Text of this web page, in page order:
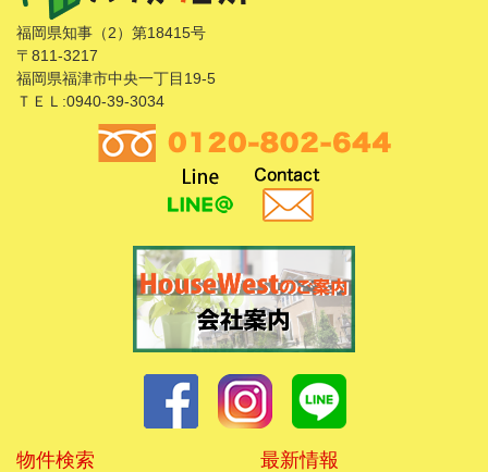
福岡県知事（2）第18415号
〒811-3217
福岡県福津市中央一丁目19-5
ＴＥＬ:0940-39-3034
物件検索 最新情報